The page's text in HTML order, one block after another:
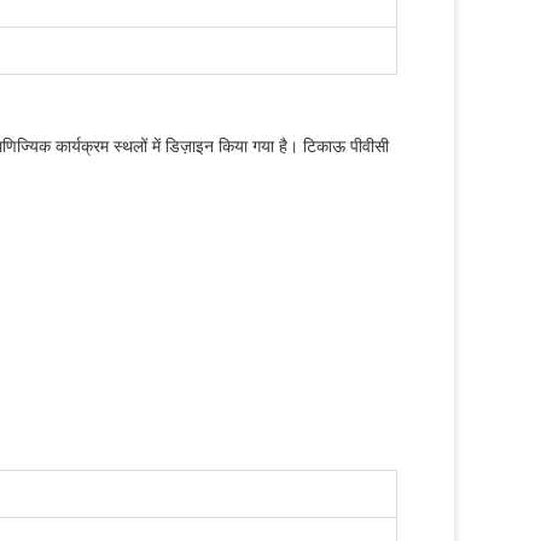
कार्यक्रम स्थलों में डिज़ाइन किया गया है। टिकाऊ पीवीसी